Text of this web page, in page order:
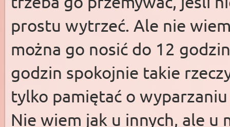
prostu wytrzeć. Ale nie
można go nosić do 12
godzin spokojnie takie
tylko pamiętać o
Nie wiem jak u innych, ale u